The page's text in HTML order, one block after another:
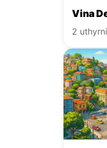
Vina
2